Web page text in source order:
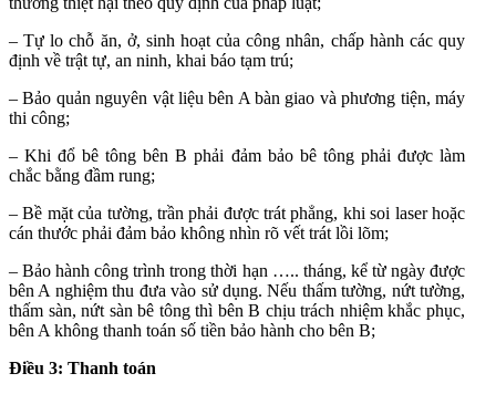
– Tự lo chỗ ăn, ở, sinh hoạt của công nhân, chấp hành các quy
định về trật tự, an ninh, khai báo tạm trú;
– Bảo quản nguyên vật liệu bên A bàn giao và phương tiện, máy
thi công;
– Khi đổ bê tông bên B phải đảm bảo bê tông phải được làm
chắc bằng đầm rung;
– Bề mặt của tường, trần phải được trát phẳng, khi soi laser hoặc
cán thước phải đảm bảo không nhìn rõ vết trát lồi lõm;
– Bảo hành công trình trong thời hạn ….. tháng, kể từ ngày được
bên A nghiệm thu đưa vào sử dụng. Nếu thấm tường, nứt tường,
thấm sàn, nứt sàn bê tông thì bên B chịu trách nhiệm khắc phục,
bên A không thanh toán số tiền bảo hành cho bên B;
Điều 3: Thanh toán